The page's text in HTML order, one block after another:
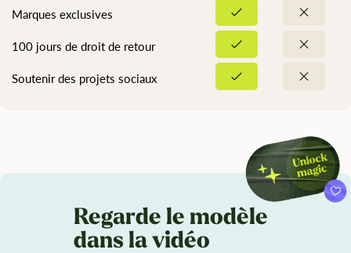
Marques exclusives
100 jours de droit de retour
Soutenir des projets sociaux
Regarde le modèle
dans la vidéo